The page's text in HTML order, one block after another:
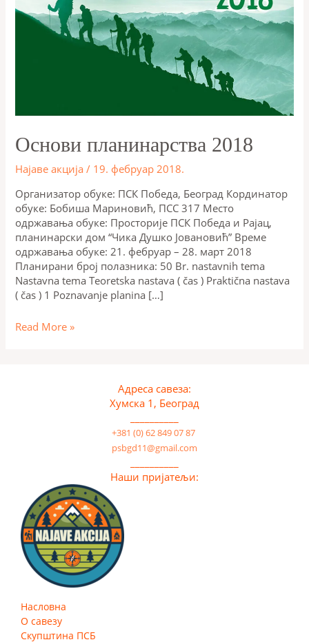
Основи планинарства 2018
Најаве акција / 19. фебруар 2018.
Oрганизатор обуке: ПCК Победа, Београд Кординатор
обуке: Бобиша Мариновић, ПСС 317 Место
одржавања обуке: Просторије ПСК Победа и Рајац,
планинарски дом “Чика Душко Јовановић” Време
одржавања обуке: 21. фебруар – 28. март 2018
Планирани број полазника: 50 Br. nastavnih tema
Nastavna tema Teoretska nastava ( čas ) Praktična nastava
( čas ) 1 Poznavanje planina […]
Read More »
Адреса савеза:
Хумска 1, Београд
+381 (0) 62 849 07 87
psbgd11@gmail.com
Наши пријатељи:
Насловна
О савезу
Скупштина ПСБ